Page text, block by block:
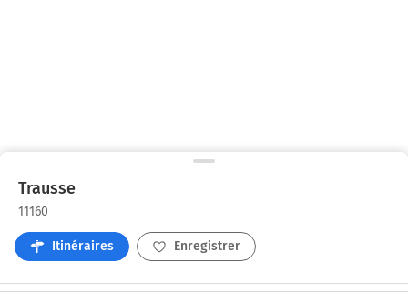
Trausse
11160
Itinéraires Enregistrer